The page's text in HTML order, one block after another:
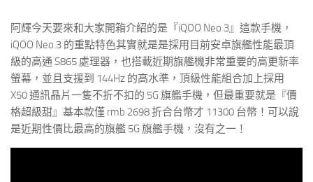
阿輝今天要來和大家開箱介紹的是『iQOO Neo 3』這款手機，
iQOO Neo 3 的重點特色其實就是是採用目前安卓旗艦性能最頂
級的高通 S865 處理器，也搭載近期旗艦機非常重要的高更新率
螢幕，並且支援到 144Hz 的高水準，頂級性能組合加上採用
X50 通訊晶片一隻不折不扣的 5G 旗艦手機，但最重要就是『價
格超級甜』基本款僅 rmb 2698 折合台幣才 11300 台幣！可以說
是近期性價比最高的旗艦 5G 旗艦手機，沒有之一！